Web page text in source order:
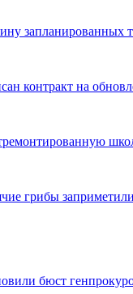
запланированных
контракт на
грибы
бюст